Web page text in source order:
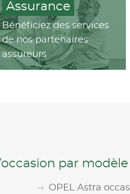
Assurance
Bénéficiez des services
de nos partenaires
assureurs
par modèle
OPEL Astra